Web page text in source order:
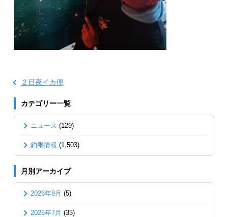
２日夜イカ便
カテゴリー一覧
ニュース (129)
釣果情報 (1,503)
月別アーカイブ
2026年8月 (5)
2026年7月 (33)